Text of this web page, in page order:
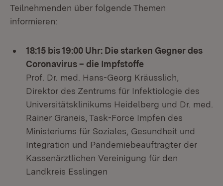
Teilnehmenden über folgende Themen
informieren:
18:15 bis 19:00 Uhr: Die starken Gegner des
Coronavirus – die Impfstoffe
Prof. Dr. med. Hans-Georg Kräusslich,
Direktor des Zentrums für Infektiologie des
Universitätsklinikums Heidelberg und Dr. med.
Rainer Graneis, Task-Force Impfen des
Ministeriums für Soziales, Gesundheit und
Integration und Pandemiebeauftragter der
Kassenärztlichen Vereinigung für den
Landkreis Esslingen